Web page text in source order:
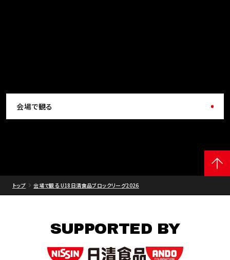
会場で観る
トップ 会場で観る U18日清食品ブロックリーグ2026
SUPPORTED BY